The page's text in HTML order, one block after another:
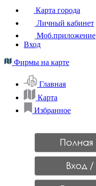
Карта города
Личный кабинет
Моб.приложение
Вход
Фирмы на карте
Главная
Карта
Избранное